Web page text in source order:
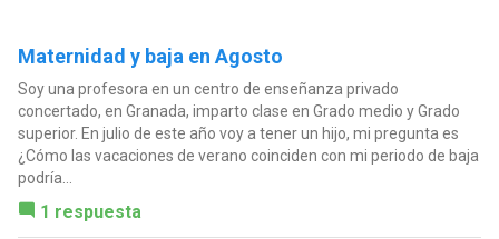
Maternidad y baja en Agosto
Soy una profesora en un centro de enseñanza privado
concertado, en Granada, imparto clase en Grado medio y Grado
superior. En julio de este año voy a tener un hijo, mi pregunta es
¿Cómo las vacaciones de verano coinciden con mi periodo de baja
podría...
1 respuesta